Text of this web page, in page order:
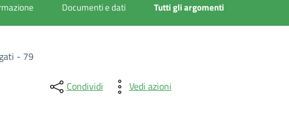
Documenti e dati Tutti gli argomenti
- 79
Condividi Vedi azioni